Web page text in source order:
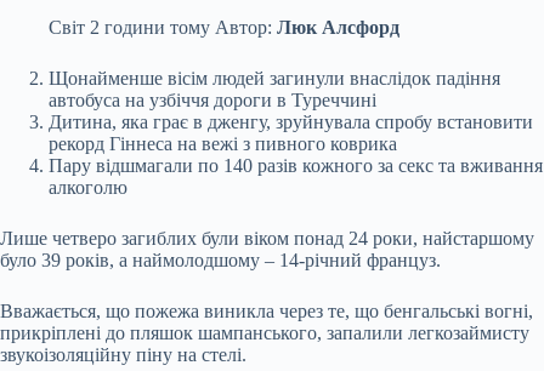
Світ 2 години тому Автор: Люк Алсфорд
Щонайменше вісім людей загинули внаслідок падіння
автобуса на узбіччя дороги в Туреччині
Дитина, яка грає в дженгу, зруйнувала спробу встановити
рекорд Гіннеса на вежі з пивного коврика
Пару відшмагали по 140 разів кожного за секс та вживання
алкоголю
Лише четверо загиблих були віком понад 24 роки, найстаршому
було 39 років, а наймолодшому – 14-річний француз.
Вважається, що пожежа виникла через те, що бенгальські вогні,
прикріплені до пляшок шампанського, запалили легкозаймисту
звукоізоляційну піну на стелі.